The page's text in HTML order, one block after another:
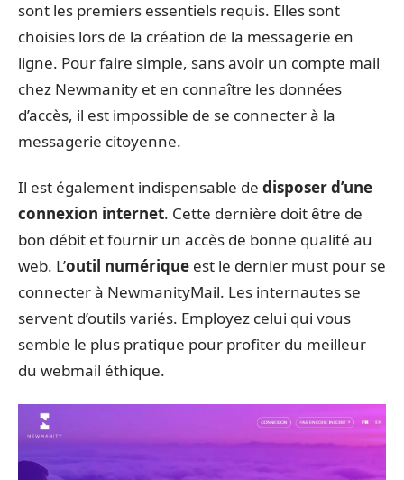
sont les premiers essentiels requis. Elles sont
choisies lors de la création de la messagerie en
ligne. Pour faire simple, sans avoir un compte mail
chez Newmanity et en connaître les données
d’accès, il est impossible de se connecter à la
messagerie citoyenne.
Il est également indispensable de disposer d’une
connexion internet. Cette dernière doit être de
bon débit et fournir un accès de bonne qualité au
web. L’outil numérique est le dernier must pour se
connecter à NewmanityMail. Les internautes se
servent d’outils variés. Employez celui qui vous
semble le plus pratique pour profiter du meilleur
du webmail éthique.